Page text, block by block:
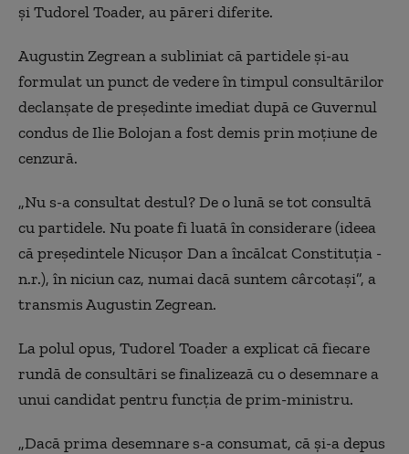
și Tudorel Toader, au păreri diferite.
Augustin Zegrean a subliniat că partidele și-au
formulat un punct de vedere în timpul consultărilor
declanșate de președinte imediat după ce Guvernul
condus de Ilie Bolojan a fost demis prin moțiune de
cenzură.
„Nu s-a consultat destul? De o lună se tot consultă
cu partidele. Nu poate fi luată în considerare (ideea
că președintele Nicușor Dan a încălcat Constituția -
n.r.), în niciun caz, numai dacă suntem cârcotași”, a
transmis Augustin Zegrean.
La polul opus, Tudorel Toader a explicat că fiecare
rundă de consultări se finalizează cu o desemnare a
unui candidat pentru funcția de prim-ministru.
„Dacă prima desemnare s-a consumat, că și-a depus